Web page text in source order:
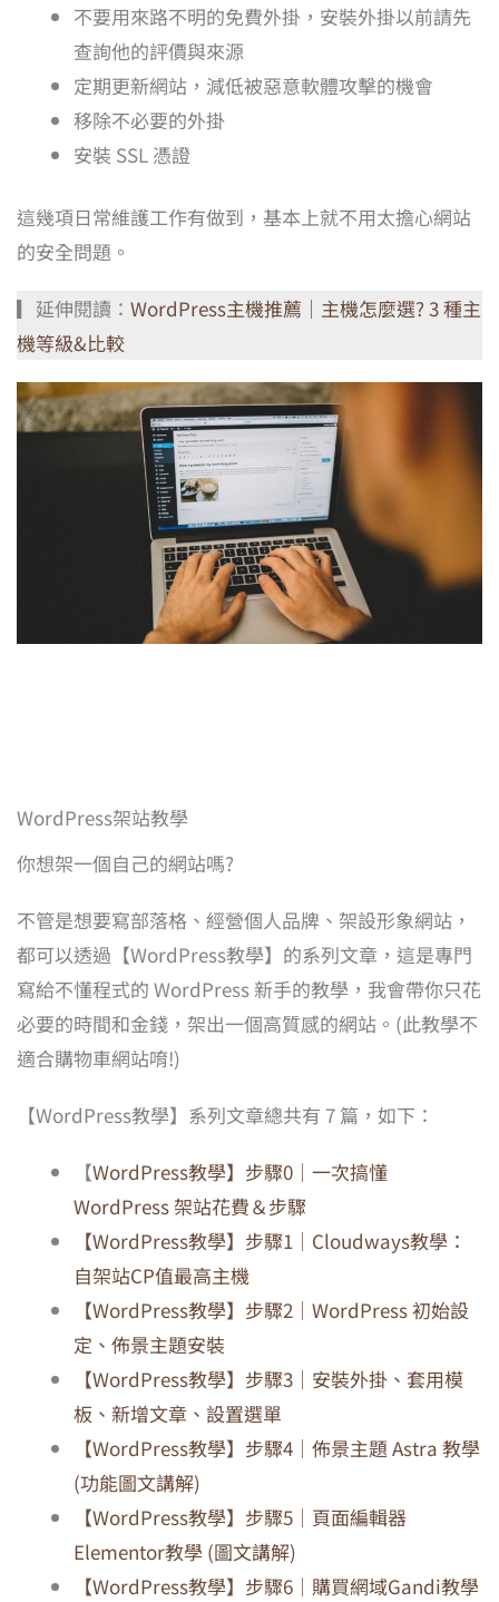
不要用來路不明的免費外掛，安裝外掛以前請先
查詢他的評價與來源
定期更新網站，減低被惡意軟體攻擊的機會
移除不必要的外掛
安裝 SSL 憑證
這幾項日常維護工作有做到，基本上就不用太擔心網站
的安全問題。
▎延伸閱讀： WordPress主機推薦｜主機怎麼選? 3 種主
機等級&比較
WordPress架站教學
你想架一個自己的網站嗎?
不管是想要寫部落格、經營個人品牌、架設形象網站，
都可以透過【WordPress教學】的系列文章，這是專門
寫給不懂程式的 WordPress 新手的教學，我會帶你只花
必要的時間和金錢，架出一個高質感的網站。(此教學不
適合購物車網站唷!)
【WordPress教學】系列文章總共有 7 篇，如下：
【WordPress教學】步驟0｜一次搞懂
WordPress 架站花費＆步驟
【WordPress教學】步驟1｜Cloudways教學：
自架站CP值最高主機
【WordPress教學】步驟2｜WordPress 初始設
定、佈景主題安裝
【WordPress教學】步驟3｜安裝外掛、套用模
板、新增文章、設置選單
【WordPress教學】步驟4｜佈景主題 Astra 教學
(功能圖文講解)
【WordPress教學】步驟5｜頁面編輯器
Elementor教學 (圖文講解)
【WordPress教學】步驟6｜購買網域Gandi教學